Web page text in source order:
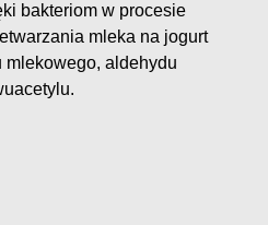
bakteriom w procesie
mleka na jogurt
mlekowego, aldehydu